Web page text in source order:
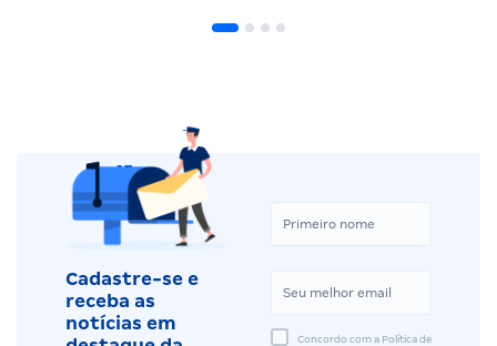
Cadastre-se e
receba as
notícias em
Concordo com a Política de